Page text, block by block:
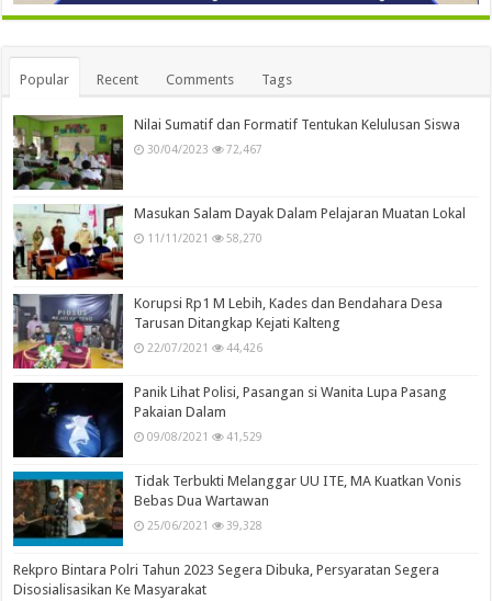
Popular Recent Comments Tags
Nilai Sumatif dan Formatif Tentukan Kelulusan Siswa
30/04/2023 72,467
Masukan Salam Dayak Dalam Pelajaran Muatan Lokal
11/11/2021 58,270
Korupsi Rp1 M Lebih, Kades dan Bendahara Desa
Tarusan Ditangkap Kejati Kalteng
22/07/2021 44,426
Panik Lihat Polisi, Pasangan si Wanita Lupa Pasang
Pakaian Dalam
09/08/2021 41,529
Tidak Terbukti Melanggar UU ITE, MA Kuatkan Vonis
Bebas Dua Wartawan
25/06/2021 39,328
Rekpro Bintara Polri Tahun 2023 Segera Dibuka, Persyaratan Segera
Disosialisasikan Ke Masyarakat